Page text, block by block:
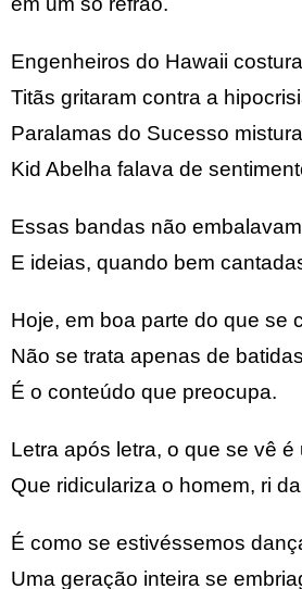
Engenheiros do Hawaii
Titãs gritaram contra a
Paralamas do Sucesso
Kid Abelha falava de
Essas bandas não
E ideias, quando bem
Hoje, em boa parte do que se
Não se trata apenas de
É o conteúdo que preocupa.
Letra após letra, o que se vê
Que ridiculariza o homem, ri
É como se estivéssemos
Uma geração inteira se